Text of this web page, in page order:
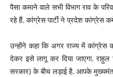
पैसा कमाने वाले सभी विभाग राव के
रहे हैं. कांग्रेस पार्टी ने प्रदेश कांग्रेस
उन्होंने कहा कि अगर राज्य में कांग्रेस
देकर इसे लागू कर दिया जाएगा.
सरकार) के बीच लड़ाई है. आपके